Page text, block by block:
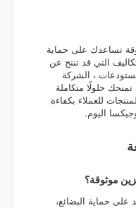
تساعدك على حماية
التي قد تنتج عن
، الشركة
حلولًا متكاملة
للعملاء بكفاءة
اليوم.
موثوقة؟
على حماية البضائع،